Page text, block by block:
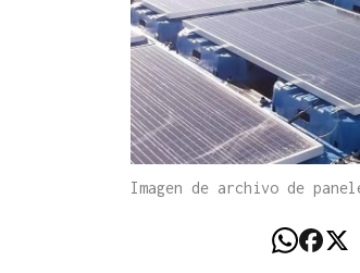
Imagen de archivo de